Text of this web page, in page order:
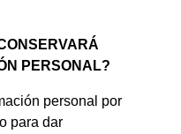
PERSONAL?
personal por
para dar